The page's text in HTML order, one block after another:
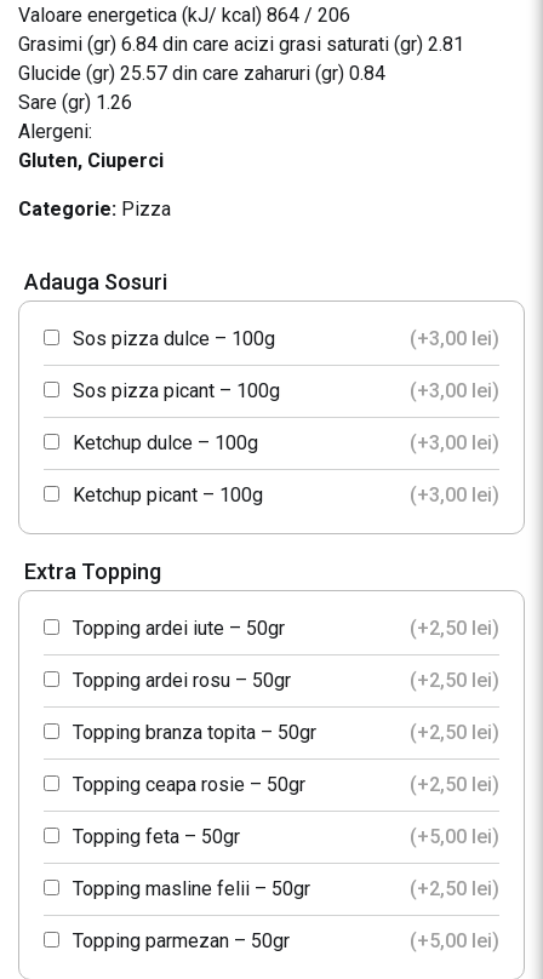
Valoare energetica (kJ/ kcal) 864 / 206
Grasimi (gr) 6.84 din care acizi grasi saturati (gr) 2.81
Glucide (gr) 25.57 din care zaharuri (gr) 0.84
Sare (gr) 1.26
Alergeni:
Gluten, Ciuperci
Categorie: Pizza
Adauga Sosuri
Sos pizza dulce – 100g (+3,00 lei)
Sos pizza picant – 100g (+3,00 lei)
Ketchup dulce – 100g (+3,00 lei)
Ketchup picant – 100g (+3,00 lei)
Extra Topping
Topping ardei iute – 50gr (+2,50 lei)
Topping ardei rosu – 50gr (+2,50 lei)
Topping branza topita – 50gr (+2,50 lei)
Topping ceapa rosie – 50gr (+2,50 lei)
Topping feta – 50gr (+5,00 lei)
Topping masline felii – 50gr (+2,50 lei)
Topping parmezan – 50gr (+5,00 lei)